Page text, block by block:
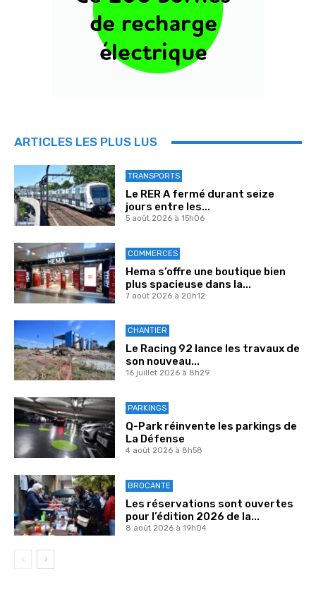
ARTICLES LES PLUS LUS
TRANSPORTS
Le RER A fermé durant seize
jours entre les...
5 août 2026 à 15h06
COMMERCES
Hema s’offre une boutique bien
plus spacieuse dans la...
7 août 2026 à 20h12
CHANTIER
Le Racing 92 lance les travaux de
son nouveau...
16 juillet 2026 à 8h29
PARKINGS
Q-Park réinvente les parkings de
La Défense
4 août 2026 à 8h58
BROCANTE
Les réservations sont ouvertes
pour l’édition 2026 de la...
8 août 2026 à 19h04